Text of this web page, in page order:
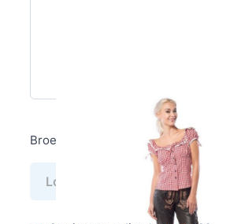
Broek
Log in voor prijs